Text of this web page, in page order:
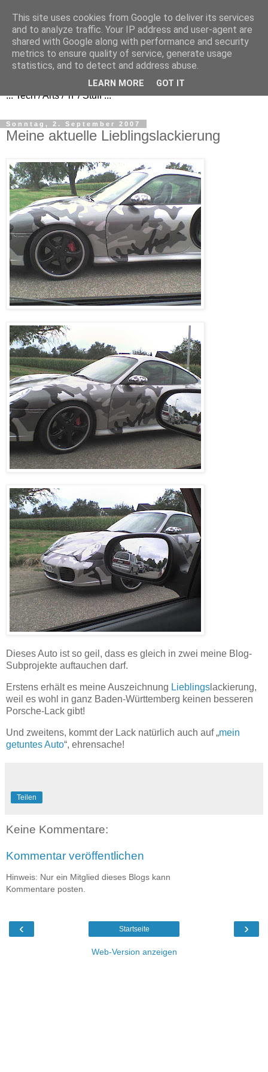
FezBook
... Tech / Arts / 'n' / Stuff ...
Sonntag, 2. September 2007
Meine aktuelle Lieblingslackierung
Dieses Auto ist so geil, dass es gleich in zwei meine Blog-
Subprojekte auftauchen darf.
Erstens erhält es meine Auszeichnung Lieblings lackierung,
weil es wohl in ganz Baden-Württemberg keinen besseren
Porsche-Lack gibt!
Und zweitens, kommt der Lack natürlich auch auf „mein
getuntes Auto“, ehrensache!
Teilen
Keine Kommentare:
Kommentar veröffentlichen
Hinweis: Nur ein Mitglied dieses Blogs kann
Kommentare posten.
‹ ›
Startseite
Web-Version anzeigen
This site uses cookies from Google to deliver its services
and to analyze traffic. Your IP address and user-agent are
shared with Google along with performance and security
metrics to ensure quality of service, generate usage
statistics, and to detect and address abuse.
LEARN MORE GOT IT